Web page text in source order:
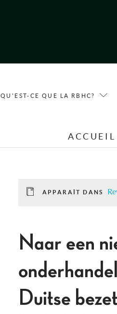
QU'EST-CE QUE LA RBHC?
ACCUEIL
APPARAÎT DANS
Naar een
Duitse